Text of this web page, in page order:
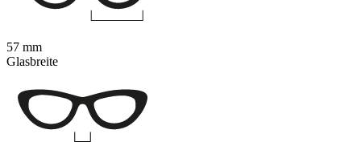
57 mm
Glasbreite